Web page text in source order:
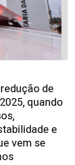
de
quando
e
vem se